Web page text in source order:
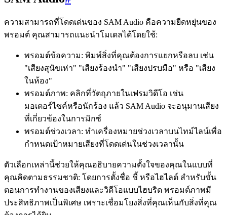
ความสามารถที่โดดเด่นของ SAM Audio คือความยืดหยุ่นของ
พรอมต์ คุณสามารถแนะนำโมเดลได้โดยใช้:
พรอมต์ข้อความ: พิมพ์สิ่งที่คุณต้องการแยกหรือลบ เช่น
"เสียงสุนัขเห่า" "เสียงร้องนำ" "เสียงปรบมือ" หรือ "เสียง
ในห้อง"
พรอมต์ภาพ: คลิกที่วัตถุภายในเฟรมวิดีโอ เช่น
มอเตอร์ไซค์หรือนักร้อง แล้ว SAM Audio จะอนุมานเสียง
ที่เกี่ยวข้องในการมิกซ์
พรอมต์ช่วงเวลา: ทำเครื่องหมายช่วงเวลาบนไทม์ไลน์เพื่อ
กำหนดเป้าหมายเสียงที่โดดเด่นในช่วงเวลานั้น
ตัวเลือกเหล่านี้ช่วยให้คุณอธิบายความตั้งใจของคุณในแบบที่
คุณคิดตามธรรมชาติ: โดยการตั้งชื่อ ชี้ หรือไฮไลต์ สำหรับขั้น
ตอนการทำงานของเสียงและวิดีโอแบบไฮบริด พรอมต์ภาพมี
ประสิทธิภาพเป็นพิเศษ เพราะเชื่อมโยงสิ่งที่คุณเห็นกับสิ่งที่คุณ